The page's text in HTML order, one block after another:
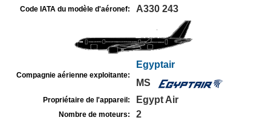
Code IATA du modèle d'aéronef: A330 243
Compagnie aérienne exploitante:
Egyptair
MS
Propriétaire de l'appareil: Egypt Air
Nombre de moteurs: 2